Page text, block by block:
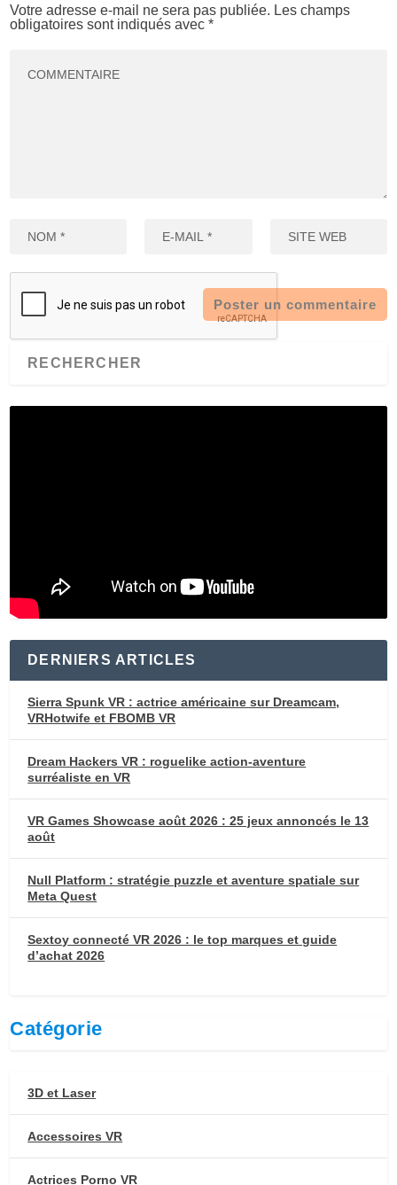
Votre adresse e-mail ne sera pas publiée. Les champs
obligatoires sont indiqués avec*
DERNIERS ARTICLES
Sierra Spunk VR : actrice américaine sur Dreamcam,
VRHotwife et FBOMB VR
Dream Hackers VR : roguelike action-aventure
surréaliste en VR
VR Games Showcase août 2026 : 25 jeux annoncés le 13
août
Null Platform : stratégie puzzle et aventure spatiale sur
Meta Quest
Sextoy connecté VR 2026 : le top marques et guide
d’achat 2026
Catégorie
3D et Laser
Accessoires VR
Actrices Porno VR